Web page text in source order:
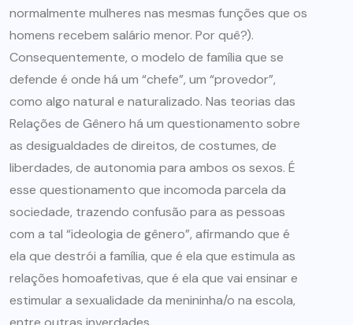
normalmente mulheres nas mesmas funções que os
homens recebem salário menor. Por quê?).
Consequentemente, o modelo de família que se
defende é onde há um “chefe”, um “provedor”,
como algo natural e naturalizado. Nas teorias das
Relações de Gênero há um questionamento sobre
as desigualdades de direitos, de costumes, de
liberdades, de autonomia para ambos os sexos. É
esse questionamento que incomoda parcela da
sociedade, trazendo confusão para as pessoas
com a tal “ideologia de gênero”, afirmando que é
ela que destrói a família, que é ela que estimula as
relações homoafetivas, que é ela que vai ensinar e
estimular a sexualidade da menininha/o na escola,